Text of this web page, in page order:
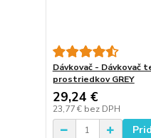
Dávkovač - Dávkovač
prostriedkov GREY
29,24 €
23,77 € bez DPH